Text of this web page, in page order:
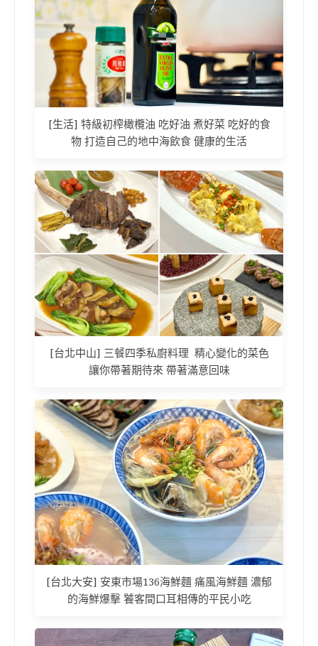
[生活] 特級初榨橄欖油 吃好油 煮好菜 吃好的食
物 打造自己的地中海飲食 健康的生活
[台北中山] 三餐四季私廚料理 精心變化的菜色
讓你帶著期待來 帶著滿意回味
[台北大安] 安東市場136海鮮麵 痛風海鮮麵 濃郁
的海鮮爆擊 饕客間口耳相傳的平民小吃